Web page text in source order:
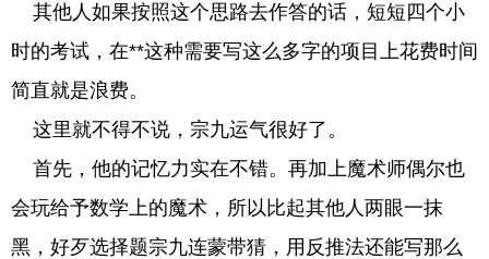
其他人如果按照这个思路去作答的话，短短四个小
时的考试，在**这种需要写这么多字的项目上花费时间
简直就是浪费。
这里就不得不说，宗九运气很好了。
首先，他的记忆力实在不错。再加上魔术师偶尔也
会玩给予数学上的魔术，所以比起其他人两眼一抹
黑，好歹选择题宗九连蒙带猜，用反推法还能写那么